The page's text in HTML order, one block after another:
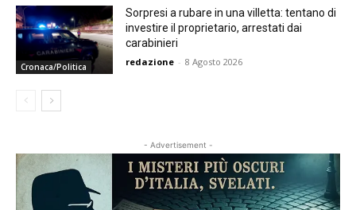
Cronaca/Politica
Sorpresi a rubare in una villetta: tentano di
investire il proprietario, arrestati dai
carabinieri
redazione - 8 Agosto 2026
- Advertisement -